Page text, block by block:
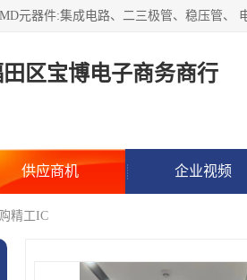
区宝博电子商务商行
供应商机 企业视频
精工IC